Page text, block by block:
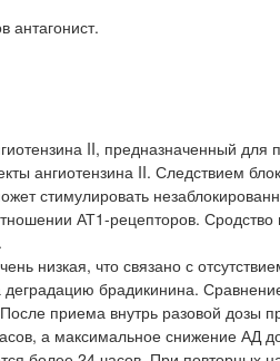
антагонист.
II, предназначенный для
ангиотензина II. Следствием
стимулировать
АТ1-рецепторов.
низкая, что связано с
брадикинина.
приема внутрь разовой дозы
а максимальное снижение АД